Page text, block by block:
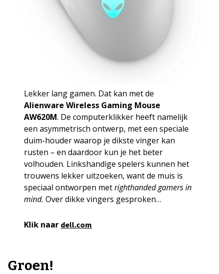
Lekker lang gamen. Dat kan met de
Alienware Wireless Gaming Mouse
AW620M. De computerklikker heeft namelijk
een asymmetrisch ontwerp, met een speciale
duim-houder waarop je dikste vinger kan
rusten – en daardoor kun je het beter
volhouden. Linkshandige spelers kunnen het
trouwens lekker uitzoeken, want de muis is
speciaal ontworpen metrighthanded gamers in
mind.Over dikke vingers gesproken…
Klik naar dell.com
Groen!